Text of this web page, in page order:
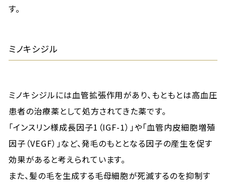
す。
ミノキシジル
ミノキシジルには血管拡張作用があり、もともとは高血圧
患者の治療薬として処方されてきた薬です。
「インスリン様成長因子1（IGF-1）」や「血管内皮細胞増殖
因子（VEGF）」など、発毛のもととなる因子の産生を促す
効果があると考えられています。
また、髪の毛を生成する毛母細胞が死滅するのを抑制す